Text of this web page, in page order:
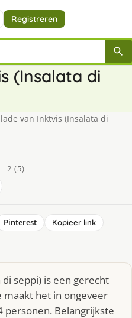
Registreren
(Insalata di
van Inktvis (Insalata di
2 (5)
Pinterest
Kopieer link
di seppi) is een gerecht
maakt het in ongeveer
personen. Belangrijkste